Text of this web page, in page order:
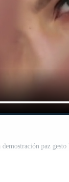
demostración paz